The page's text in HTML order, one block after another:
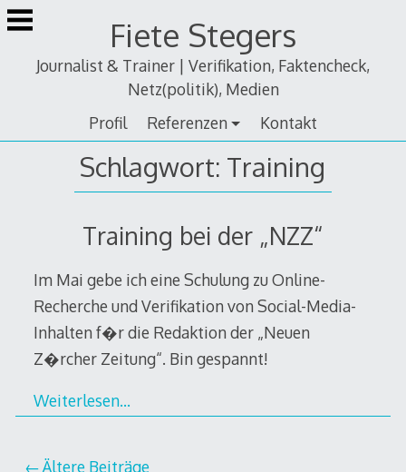
Zum
Inhalt
Fiete Stegers
Journalist & Trainer | Verifikation, Faktencheck,
Netz(politik), Medien
Profil
Referenzen Kontakt
Schlagwort: Training
Training bei der „NZZ“
Im Mai gebe ich eine Schulung zu Online-
Recherche und Verifikation von Social-Media-
Inhalten f�r die Redaktion der „Neuen
Z�rcher Zeitung“. Bin gespannt!
Weiterlesen…
Ältere Beiträge